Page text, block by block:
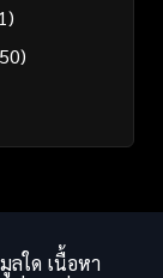
ลใด เนื้อหา